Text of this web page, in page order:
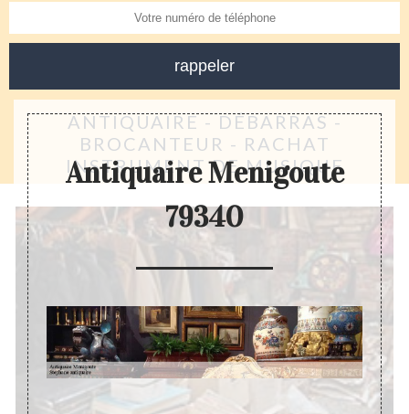
ANTIQUAIRE - DÉBARRAS -
BROCANTEUR - RACHAT
INSTRUMENT DE MUSIQUE
Antiquaire Menigoute
79340